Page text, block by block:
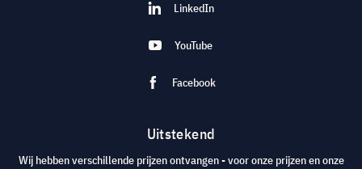
LinkedIn
YouTube
Facebook
Uitstekend
Wij hebben verschillende prijzen ontvangen - voor onze prijzen en onze